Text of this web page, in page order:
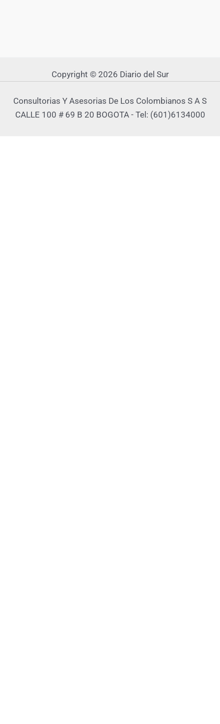
Copyright © 2026 Diario del Sur
Consultorias Y Asesorias De Los Colombianos S A S
CALLE 100 # 69 B 20 BOGOTA - Tel: (601)6134000